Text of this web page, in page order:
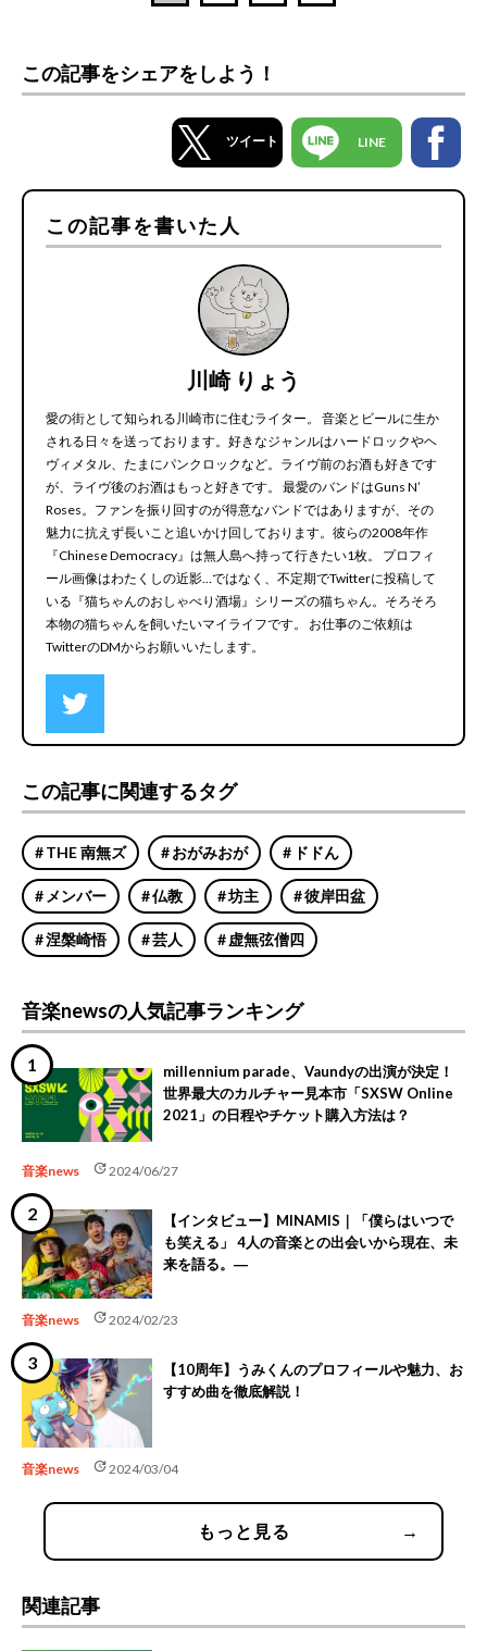
この記事をシェアをしよう！
ツイート LINE
この記事を書いた人
川崎 りょう
愛の街として知られる川崎市に住むライター。 音楽とビールに生か
される日々を送っております。好きなジャンルはハードロックやヘ
ヴィメタル、たまにパンクロックなど。ライヴ前のお酒も好きです
が、ライヴ後のお酒はもっと好きです。 最愛のバンドはGuns N’
Roses。ファンを振り回すのが得意なバンドではありますが、その
魅力に抗えず長いこと追いかけ回しております。彼らの2008年作
『Chinese Democracy』は無人島へ持って行きたい1枚。 プロフィ
ール画像はわたくしの近影…ではなく、不定期でTwitterに投稿して
いる『猫ちゃんのおしゃべり酒場』シリーズの猫ちゃん。そろそろ
本物の猫ちゃんを飼いたいマイライフです。 お仕事のご依頼は
TwitterのDMからお願いいたします。
この記事に関連するタグ
THE 南無ズ おがみおが ドドん
メンバー 仏教 坊主 彼岸田盆
涅槃崎悟 芸人 虚無弦僧四
音楽newsの人気記事ランキング
millennium parade、Vaundyの出演が決定！
世界最大のカルチャー見本市「SXSW Online
2021」の日程やチケット購入方法は？
音楽news update2024/06/27
【インタビュー】MINAMIS｜「僕らはいつで
も笑える」 4人の音楽との出会いから現在、未
来を語る。―
音楽news update2024/02/23
【10周年】うみくんのプロフィールや魅力、お
すすめ曲を徹底解説！
音楽news update2024/03/04
もっと見る →
関連記事